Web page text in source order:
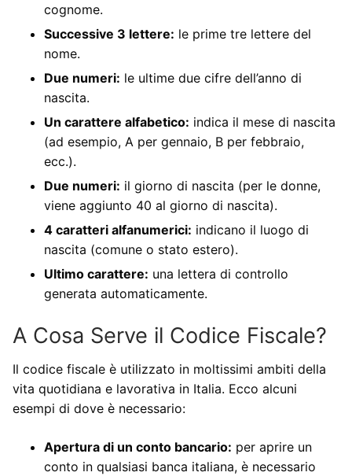
cognome.
Successive 3 lettere: le prime tre lettere del
nome.
Due numeri: le ultime due cifre dell’anno di
nascita.
Un carattere alfabetico: indica il mese di nascita
(ad esempio, A per gennaio, B per febbraio,
ecc.).
Due numeri: il giorno di nascita (per le donne,
viene aggiunto 40 al giorno di nascita).
4 caratteri alfanumerici: indicano il luogo di
nascita (comune o stato estero).
Ultimo carattere: una lettera di controllo
generata automaticamente.
A Cosa Serve il Codice Fiscale?
Il codice fiscale è utilizzato in moltissimi ambiti della
vita quotidiana e lavorativa in Italia. Ecco alcuni
esempi di dove è necessario:
Apertura di un conto bancario: per aprire un
conto in qualsiasi banca italiana, è necessario